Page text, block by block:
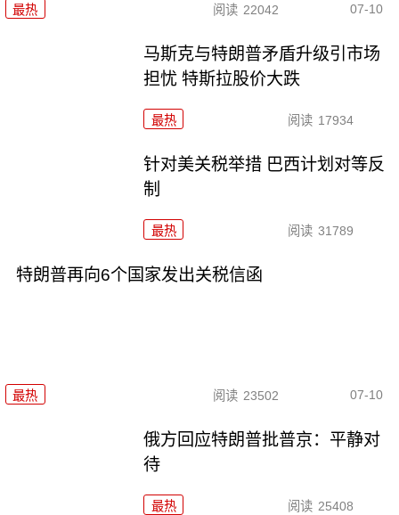
最热 阅读 22042 07-10
马斯克与特朗普矛盾升级引市场
担忧 特斯拉股价大跌
最热 阅读 17934
针对美关税举措 巴西计划对等反
制
最热 阅读 31789
特朗普再向6个国家发出关税信函
最热 阅读 23502 07-10
俄方回应特朗普批普京：平静对
待
最热 阅读 25408